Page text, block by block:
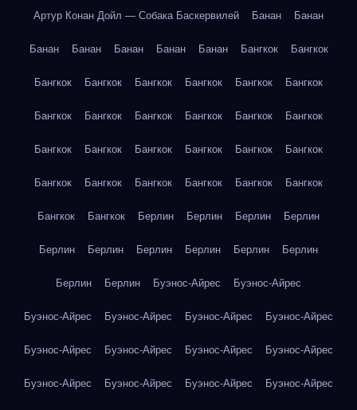
Артур Конан Дойл — Собака Баскервилей Банан Банан
Банан Банан Банан Банан Банан Бангкок Бангкок
Бангкок Бангкок Бангкок Бангкок Бангкок Бангкок
Бангкок Бангкок Бангкок Бангкок Бангкок Бангкок
Бангкок Бангкок Бангкок Бангкок Бангкок Бангкок
Бангкок Бангкок Бангкок Бангкок Бангкок Бангкок
Бангкок Бангкок Берлин Берлин Берлин Берлин
Берлин Берлин Берлин Берлин Берлин Берлин
Берлин Берлин Буэнос-Айрес Буэнос-Айрес
Буэнос-Айрес Буэнос-Айрес Буэнос-Айрес Буэнос-Айрес
Буэнос-Айрес Буэнос-Айрес Буэнос-Айрес Буэнос-Айрес
Буэнос-Айрес Буэнос-Айрес Буэнос-Айрес Буэнос-Айрес